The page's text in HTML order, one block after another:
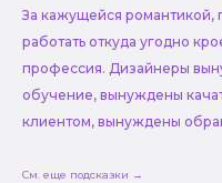
За кажущейся романтикой,
работать откуда угодно
профессия. Дизайнеры
обучение, вынуждены
клиентом, вынуждены
См. еще подсказки →